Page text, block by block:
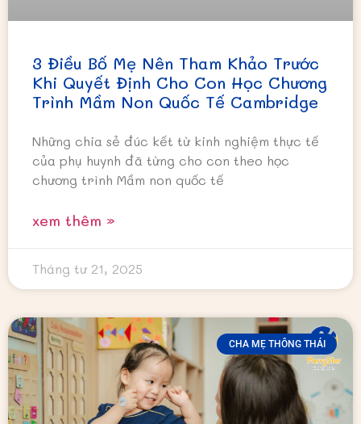
3 Điều Bố Mẹ Nên Tham Khảo Trước
Khi Quyết Định Cho Con Học Chương
Trình Mầm Non Quốc Tế Cambridge
Những chia sẻ đúc kết từ kinh nghiệm thực tế
của phụ huynh đã từng cho con theo học
chương trình Mầm non quốc tế
xem thêm »
Tháng tư 21, 2025
CHA MẸ THÔNG THÁI